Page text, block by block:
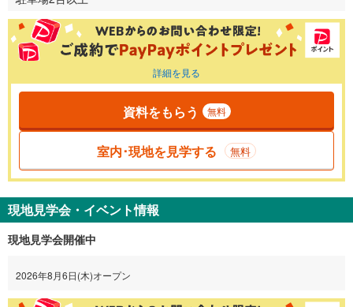
詳細を見る
資料をもらう 無料
室内･現地を見学する 無料
現地見学会・イベント情報
現地見学会開催中
2026年8月6日(木)オープン